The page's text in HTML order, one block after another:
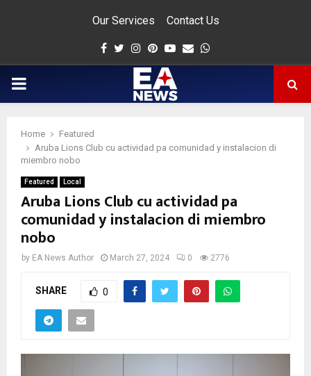
Our Services Contact Us
Facebook
Twitter
Instagram
Pinterest
Youtube
Email
PRIMARY
Home
Featured
Aruba Lions Club cu actividad pa comunidad y instalacion di
miembro nobo
Featured Local
Aruba Lions Club cu actividad pa
comunidad y instalacion di miembro
nobo
by EA News Author March 27, 2024 0 2776
SHARE 0